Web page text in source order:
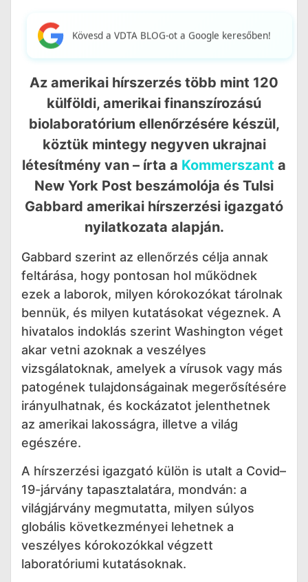
Kövesd a VDTA BLOG-ot a Google keresőben!
Az amerikai hírszerzés több mint 120
külföldi, amerikai finanszírozású
biolaboratórium ellenőrzésére készül,
köztük mintegy negyven ukrajnai
létesítmény van – írta a Kommerszant a
New York Post beszámolója és Tulsi
Gabbard amerikai hírszerzési igazgató
nyilatkozata alapján.
Gabbard szerint az ellenőrzés célja annak
feltárása, hogy pontosan hol működnek
ezek a laborok, milyen kórokozókat tárolnak
bennük, és milyen kutatásokat végeznek. A
hivatalos indoklás szerint Washington véget
akar vetni azoknak a veszélyes
vizsgálatoknak, amelyek a vírusok vagy más
patogének tulajdonságainak megerősítésére
irányulhatnak, és kockázatot jelenthetnek
az amerikai lakosságra, illetve a világ
egészére.
A hírszerzési igazgató külön is utalt a Covid–
19-járvány tapasztalatára, mondván: a
világjárvány megmutatta, milyen súlyos
globális következményei lehetnek a
veszélyes kórokozókkal végzett
laboratóriumi kutatásoknak.